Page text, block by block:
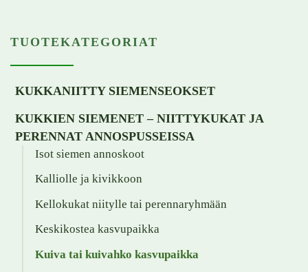
TUOTEKATEGORIAT
KUKKANIITTY SIEMENSEOKSET
KUKKIEN SIEMENET – NIITTYKUKAT JA
PERENNAT ANNOSPUSSEISSA
Isot siemen annoskoot
Kalliolle ja kivikkoon
Kellokukat niitylle tai perennaryhmään
Keskikostea kasvupaikka
Kuiva tai kuivahko kasvupaikka